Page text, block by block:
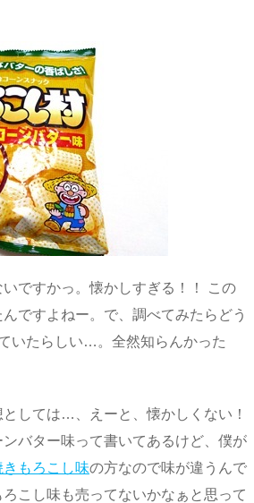
ですかっ。懐かしすぎる！！ この
ですよねー。で、調べてみたらどう
いたらしい…。全然知らんかった
しては…、えーと、懐かしくない！
バター味って書いてあるけど、僕が
きもろこし味の方なので味が違うんで
こし味も売ってないかなぁと思って